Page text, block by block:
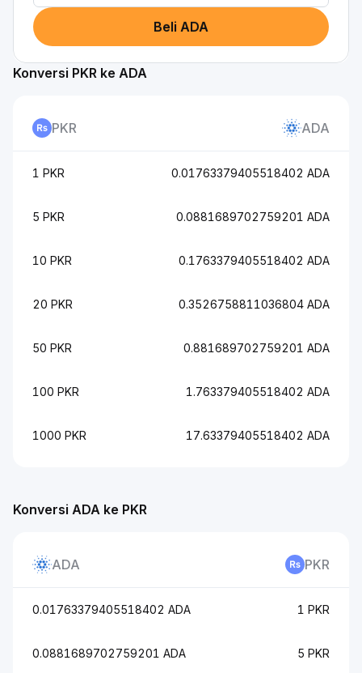
Beli ADA
Konversi ADA ke PKR
ADA PKR
0.01763379405518402 ADA 1 PKR
0.0881689702759201 ADA 5 PKR
Konversi PKR ke ADA
PKR ADA
1 PKR 0.01763379405518402 ADA
5 PKR 0.0881689702759201 ADA
10 PKR 0.1763379405518402 ADA
20 PKR 0.3526758811036804 ADA
50 PKR 0.881689702759201 ADA
100 PKR 1.763379405518402 ADA
1000 PKR 17.63379405518402 ADA